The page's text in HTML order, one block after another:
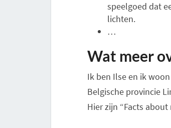
speelgoed dat
lichten.
…
Wat meer
Ik ben Ilse en ik
Belgische provincie
Hier zijn “Facts about